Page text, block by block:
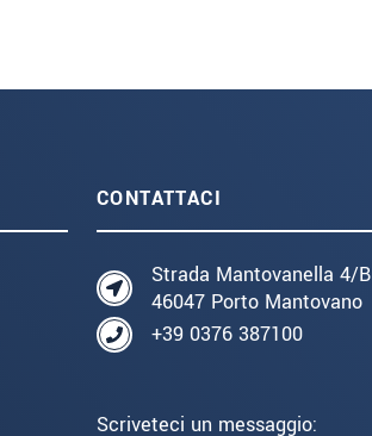
CONTATTACI
Strada Mantovanella 4/B
46047 Porto Mantovano
+39 0376 387100
Scriveteci un messaggio: